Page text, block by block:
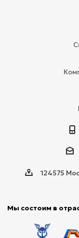
124575
Мы состоим в